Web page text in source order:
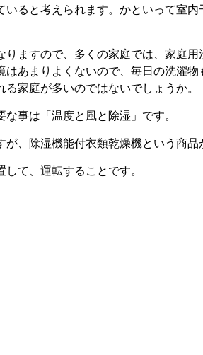
ると考えられます。かといって室内
ますので、多くの家庭では、家庭用
あまりよくないので、毎日の洗濯物
家庭が多いのではないでしょうか。
事は「温度と風と除湿」です。
、除湿機能付衣類乾燥機という商品
て、運転することです。